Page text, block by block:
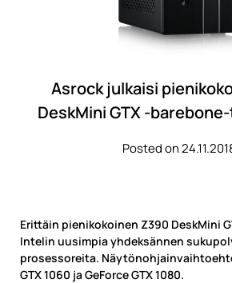
Asrock julkaisi
DeskMini GTX -
Posted on
Erittäin pienikokoinen Z390 DeskMini
Intelin uusimpia yhdeksännen
prosessoreita.
GTX 1060 ja GeForce GTX 1080.